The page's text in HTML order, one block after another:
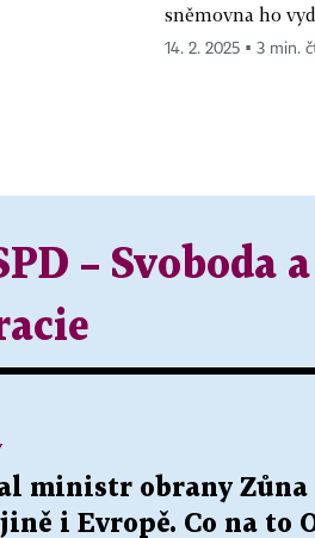
sněmovna ho
14. 2. 2025 ▪ 3 min.
– Svoboda
ministr obrany Zůna
i Evropě. Co na to